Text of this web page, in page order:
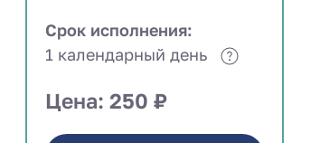
Срок исполнения:
1 календарный день
Цена: 250 ₽